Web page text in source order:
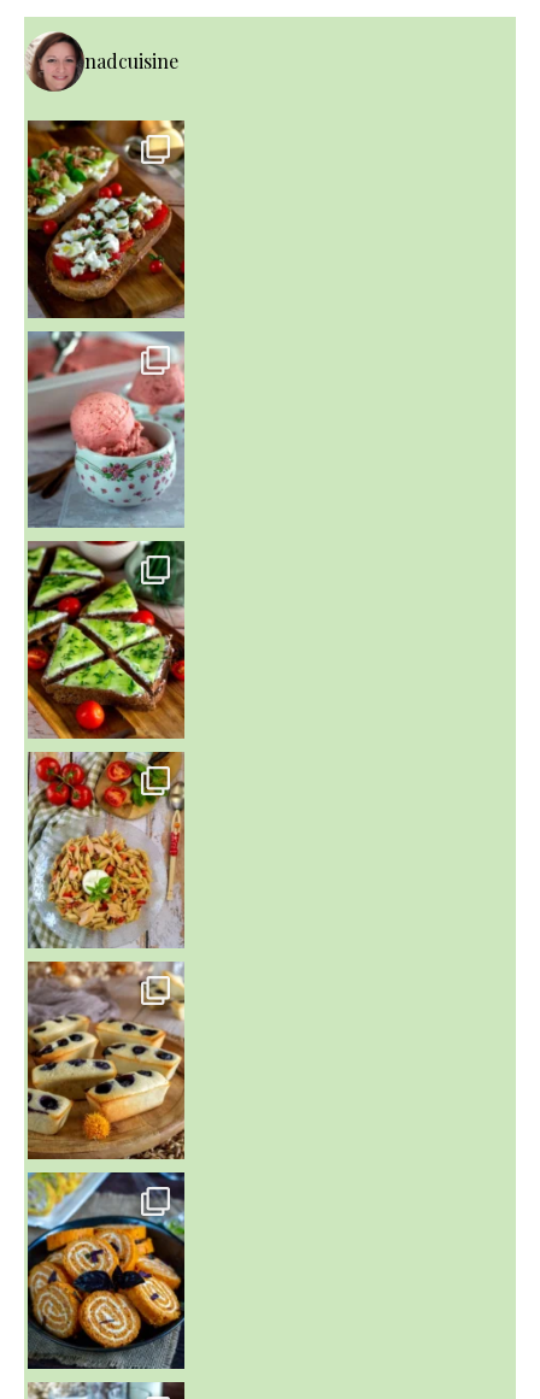
nadcuisine
~ NICE CREAM À LA FRAISE ~
Presque un mois que
~ SALADE DE PÂTES AUX DEUX TOMATES THON ET BURRA
~ FINANCIERS MYRTILLES ET CITRON ~
Aujourd'hu